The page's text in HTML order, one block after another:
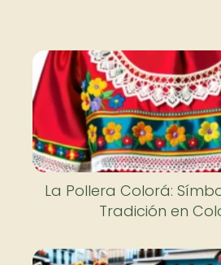
La Pollera Colorá:
Tradición en